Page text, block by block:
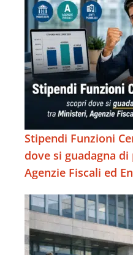
Stipendi Funzioni
dove si guadagna
Agenzie Fiscali ed